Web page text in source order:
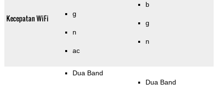
Kecepatan WiFi g
n
ac
b
g
n
Dua Band
Dua Band